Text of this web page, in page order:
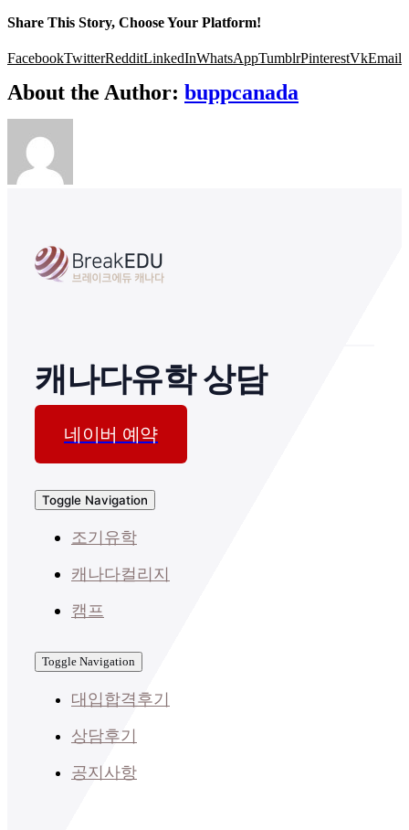
Share This Story, Choose Your Platform!
FacebookTwitterRedditLinkedInWhatsAppTumblrPinterestVkEmail
About the Author: buppcanada
캐나다유학 상담
네이버 예약
Toggle Navigation
조기유학
캐나다컬리지
캠프
Toggle Navigation
대입합격후기
상담후기
공지사항